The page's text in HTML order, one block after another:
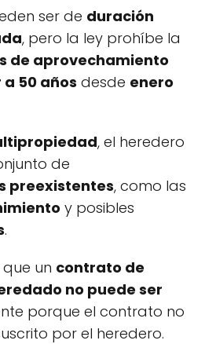
ser de duración
, pero la ley prohíbe la
de aprovechamiento
50 años desde enero
, el heredero
de
preexistentes, como las
y posibles
.
un contrato de
no puede ser
porque el contrato no
por el heredero.